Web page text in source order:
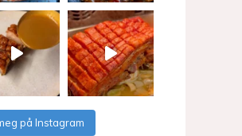
på Instagram